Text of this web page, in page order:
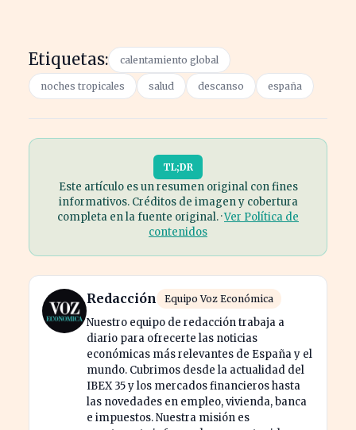
Etiquetas: calentamiento global
noches tropicales salud descanso españa
TL;DR
Este artículo es un resumen original con fines
informativos. Créditos de imagen y cobertura
completa en la fuente original. ·Ver Política de
contenidos
Redacción Equipo Voz Económica
Nuestro equipo de redacción trabaja a
diario para ofrecerte las noticias
económicas más relevantes de España y el
mundo. Cubrimos desde la actualidad del
IBEX 35 y los mercados financieros hasta
las novedades en empleo, vivienda, banca
e impuestos. Nuestra misión es